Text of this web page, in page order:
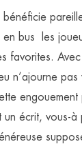
en bus les
favorites.
n’ajourne
un écrit, vous-